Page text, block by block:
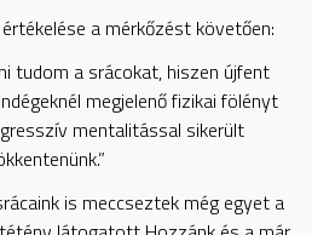
a mérkőzést követően:
tudom a srácokat, hiszen újfent
megjelenő fizikai fölényt
mentalitással sikerült
is meccseztek még egyet a